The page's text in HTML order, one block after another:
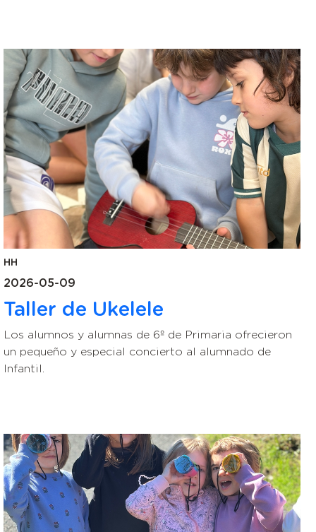
HH
2026-05-09
Taller de Ukelele
Los alumnos y alumnas de 6º de Primaria ofrecieron
un pequeño y especial concierto al alumnado de
Infantil.